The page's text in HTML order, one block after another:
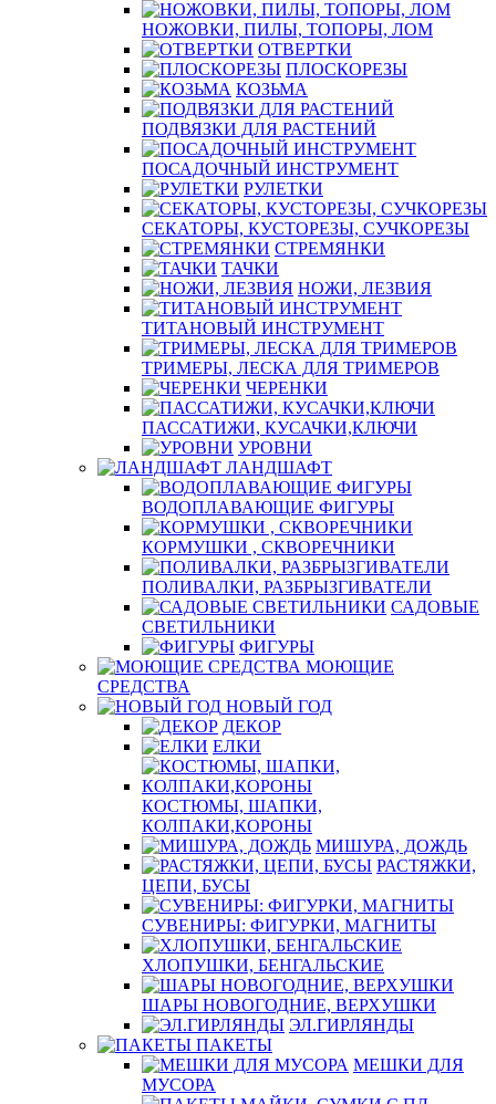
НОЖОВКИ, ПИЛЫ, ТОПОРЫ, ЛОМ
ОТВЕРТКИ
ПЛОСКОРЕЗЫ
КОЗЬМА
ПОДВЯЗКИ ДЛЯ РАСТЕНИЙ
ПОСАДОЧНЫЙ ИНСТРУМЕНТ
РУЛЕТКИ
СЕКАТОРЫ, КУСТОРЕЗЫ, СУЧКОРЕЗЫ
СТРЕМЯНКИ
ТАЧКИ
НОЖИ, ЛЕЗВИЯ
ТИТАНОВЫЙ ИНСТРУМЕНТ
ТРИМЕРЫ, ЛЕСКА ДЛЯ ТРИМЕРОВ
ЧЕРЕНКИ
ПАССАТИЖИ, КУСАЧКИ,КЛЮЧИ
УРОВНИ
ЛАНДШАФТ
ВОДОПЛАВАЮЩИЕ ФИГУРЫ
КОРМУШКИ , СКВОРЕЧНИКИ
ПОЛИВАЛКИ, РАЗБРЫЗГИВАТЕЛИ
САДОВЫЕ
СВЕТИЛЬНИКИ
ФИГУРЫ
МОЮЩИЕ
СРЕДСТВА
НОВЫЙ ГОД
ДЕКОР
ЕЛКИ
КОСТЮМЫ, ШАПКИ,
КОЛПАКИ,КОРОНЫ
МИШУРА, ДОЖДЬ
РАСТЯЖКИ,
ЦЕПИ, БУСЫ
СУВЕНИРЫ: ФИГУРКИ, МАГНИТЫ
ХЛОПУШКИ, БЕНГАЛЬСКИЕ
ШАРЫ НОВОГОДНИЕ, ВЕРХУШКИ
ЭЛ.ГИРЛЯНДЫ
ПАКЕТЫ
МЕШКИ ДЛЯ
МУСОРА